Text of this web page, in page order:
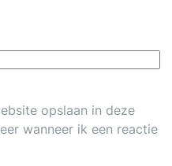
opslaan in deze
wanneer ik een reactie